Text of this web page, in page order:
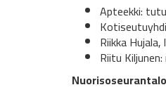
Apteekki:
Riikka
Riitu